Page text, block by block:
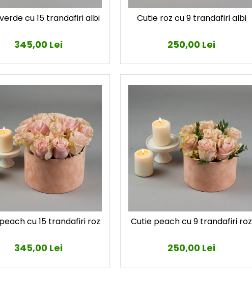
cu 15 trandafiri albi
345,00 Lei
Cutie roz cu 9 trandafiri albi
250,00 Lei
cu 15 trandafiri roz
345,00 Lei
Cutie peach cu 9 trandafiri roz
250,00 Lei